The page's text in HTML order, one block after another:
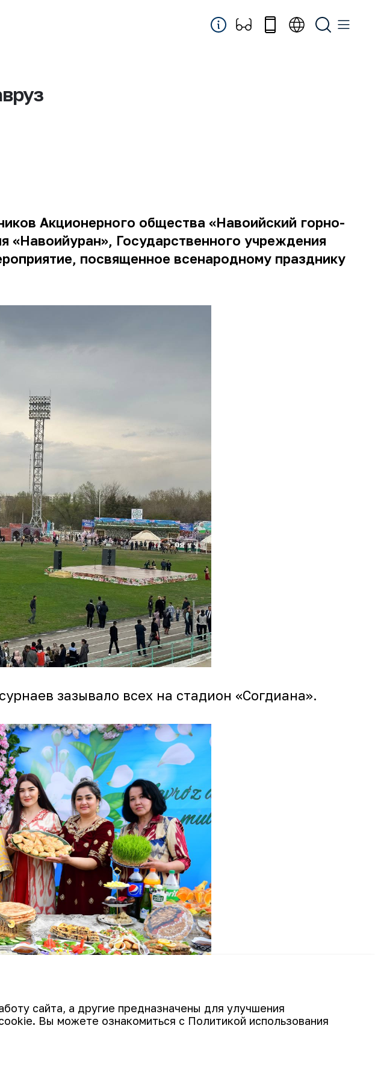
Акционерного общества «Навоийский горно-
«Навоийуран», Государственного учреждения
посвященное всенародному празднику
зазывало всех на стадион «Согдиана».
работниками трех предприятий и их
сайта, а другие предназначены для улучшения
Вы можете ознакомиться с Политикой использования